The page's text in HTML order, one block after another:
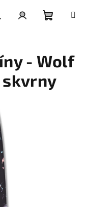
košík
- Wolf
skvrny